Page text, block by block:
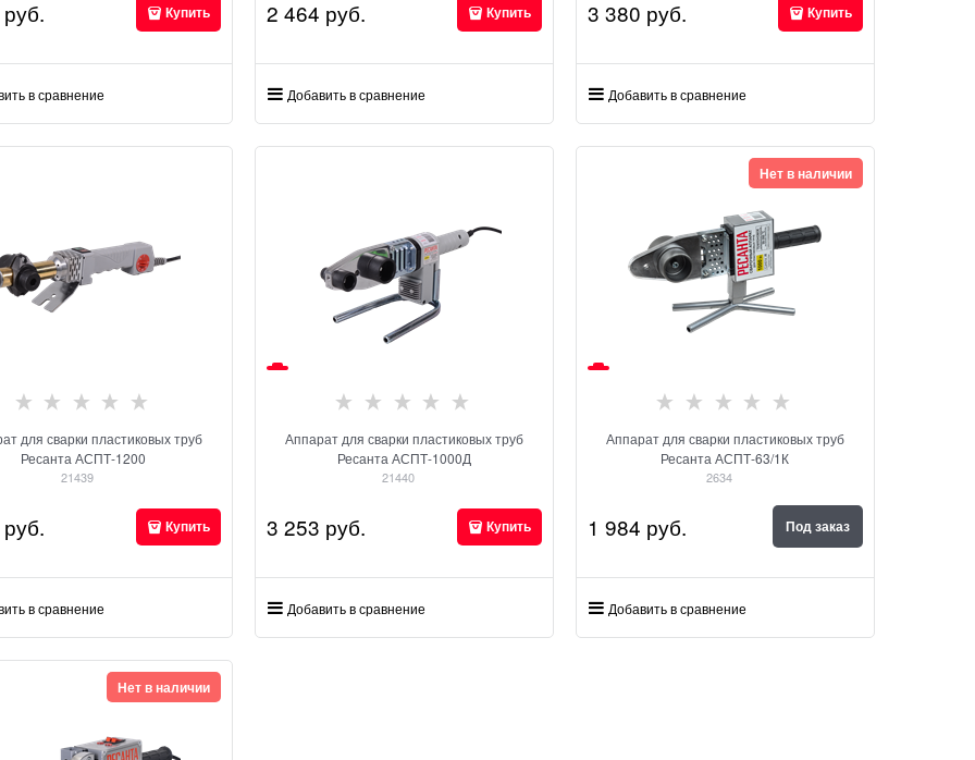
руб. Купить
в сравнение
2 464 руб. Купить
Добавить в сравнение
3 380 руб. Купить
Добавить в сравнение
для сварки пластиковых труб
Ресанта АСПТ-1200
21439
руб. Купить
в сравнение
Аппарат для сварки пластиковых труб
Ресанта АСПТ-1000Д
21440
3 253 руб. Купить
Добавить в сравнение
Аппарат для сварки пластиковых труб
Ресанта АСПТ-63/1К
2634
Нет в наличии
1 984 руб. Под заказ
Добавить в сравнение
Нет в наличии